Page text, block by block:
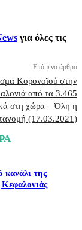
για όλες τις
Επόμενο άρθρο
Κορονοϊού στην
από τα 3.465
στη χώρα – Όλη η
(17.03.2021)
κανάλι της
Κεφαλονιάς